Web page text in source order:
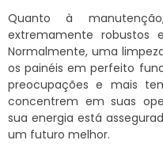
Quanto à
extremamente robustos
Normalmente, uma
os painéis em perfeito
preocupações e mais
concentrem em suas
sua energia está
um futuro melhor.